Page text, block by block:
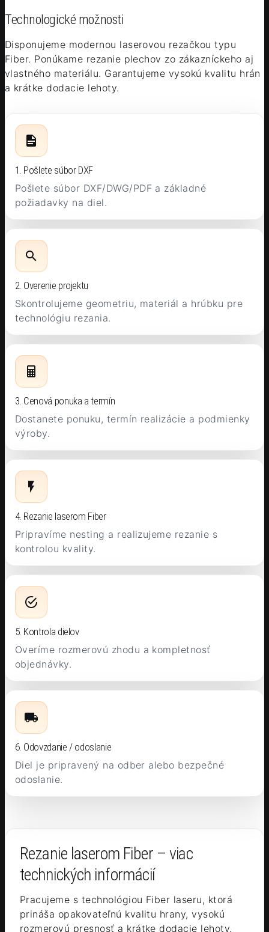
Technologické možnosti
Disponujeme modernou laserovou rezačkou typu
Fiber. Ponúkame rezanie plechov zo zákazníckeho aj
vlastného materiálu. Garantujeme vysokú kvalitu hrán
a krátke dodacie lehoty.
1. Pošlete súbor DXF
Pošlete súbor DXF/DWG/PDF a základné
požiadavky na diel.
2. Overenie projektu
Skontrolujeme geometriu, materiál a hrúbku pre
technológiu rezania.
3. Cenová ponuka a termín
Dostanete ponuku, termín realizácie a podmienky
výroby.
4. Rezanie laserom Fiber
Pripravíme nesting a realizujeme rezanie s
kontrolou kvality.
5. Kontrola dielov
Overíme rozmerovú zhodu a kompletnosť
objednávky.
6. Odovzdanie / odoslanie
Diel je pripravený na odber alebo bezpečné
odoslanie.
Rezanie laserom Fiber – viac
technických informácií
Pracujeme s technológiou Fiber laseru, ktorá
prináša opakovateľnú kvalitu hrany, vysokú
rozmerovú presnosť a krátke dodacie lehoty.